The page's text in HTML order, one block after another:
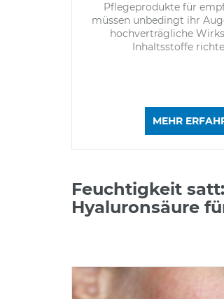
Pflegeprodukte für
müssen unbedingt ihr
hochverträgliche
Inhaltsstoffe
MEHR
Feuchtigkeit satt:
Hyaluronsäure